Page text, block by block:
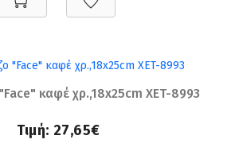
καφέ χρ.,18x25cm XET-8993
Τιμή: 27,65€